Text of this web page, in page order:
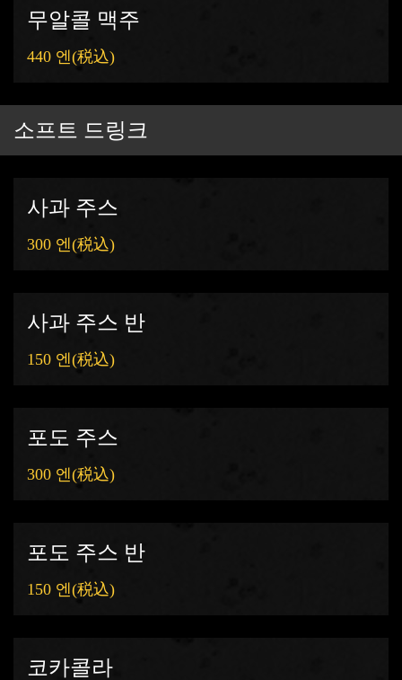
무알콜 맥주
440 엔(税込)
소프트 드링크
사과 주스
300 엔(税込)
사과 주스 반
150 엔(税込)
포도 주스
300 엔(税込)
포도 주스 반
150 엔(税込)
코카콜라
https://goldsteak.owst.jp/drinks